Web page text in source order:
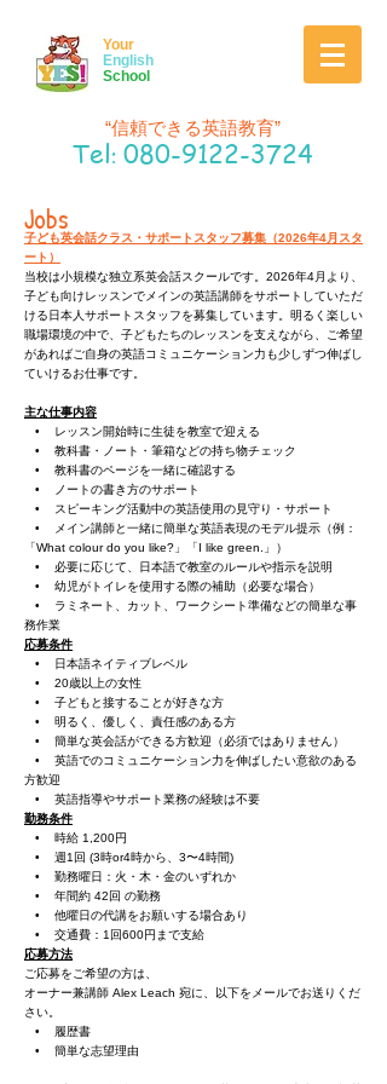
Your
English
School
“信頼できる英語教育”
Tel: 080-9122-3724
Jobs
子ども英会話クラス・サポートスタッフ募集（2026年4月スタ
ート）
当校は小規模な独立系英会話スクールです。2026年4月より、
子ども向けレッスンでメインの英語講師をサポートしていただ
ける日本人サポートスタッフを募集しています。明るく楽しい
職場環境の中で、子どもたちのレッスンを支えながら、ご希望
があればご自身の英語コミュニケーション力も少しずつ伸ばし
ていけるお仕事です。
主な仕事内容
• レッスン開始時に生徒を教室で迎える
• 教科書・ノート・筆箱などの持ち物チェック
• 教科書のページを一緒に確認する
• ノートの書き方のサポート
• スピーキング活動中の英語使用の見守り・サポート
• メイン講師と一緒に簡単な英語表現のモデル提示（例：
「What colour do you like?」「I like green.」）
• 必要に応じて、日本語で教室のルールや指示を説明
• 幼児がトイレを使用する際の補助（必要な場合）
• ラミネート、カット、ワークシート準備などの簡単な事
務作業
応募条件
• 日本語ネイティブレベル
• 20歳以上の女性
• 子どもと接することが好きな方
• 明るく、優しく、責任感のある方
• 簡単な英会話ができる方歓迎（必須ではありません）
• 英語でのコミュニケーション力を伸ばしたい意欲のある
方歓迎
• 英語指導やサポート業務の経験は不要
勤務条件
• 時給 1,200円
• 週1回 (3時or4時から、3〜4時間)
• 勤務曜日：火・木・金のいずれか
• 年間約 42回 の勤務
• 他曜日の代講をお願いする場合あり
• 交通費：1回600円まで支給
応募方法
ご応募をご希望の方は、
オーナー兼講師 Alex Leach 宛に、以下をメールでお送りくだ
さい。
• 履歴書
• 簡単な志望理由